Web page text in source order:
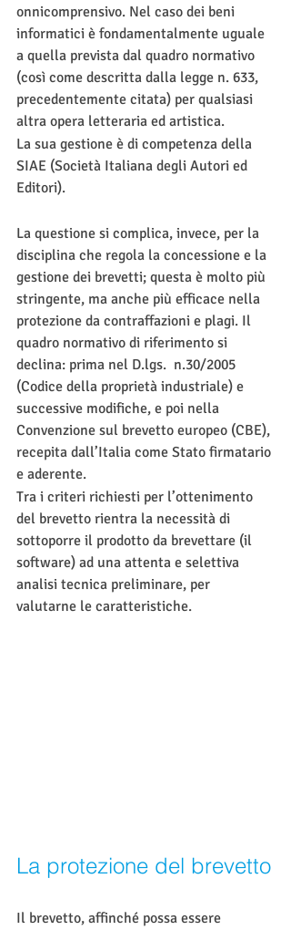
onnicomprensivo. Nel caso dei beni
informatici è fondamentalmente uguale
a quella prevista dal quadro normativo
(così come descritta dalla legge n. 633,
precedentemente citata) per qualsiasi
altra opera letteraria ed artistica.
La sua gestione è di competenza della
SIAE (Società Italiana degli Autori ed
Editori).
La questione si complica, invece, per la
disciplina che regola la concessione e la
gestione dei brevetti; questa è molto più
stringente, ma anche più efficace nella
protezione da contraffazioni e plagi. Il
quadro normativo di riferimento si
declina: prima nel D.lgs.  n.30/2005
(Codice della proprietà industriale) e
successive modifiche, e poi nella
Convenzione sul brevetto europeo (CBE),
recepita dall’Italia come Stato firmatario
e aderente.
Tra i criteri richiesti per l’ottenimento
del brevetto rientra la necessità di
sottoporre il prodotto da brevettare (il
software) ad una attenta e selettiva
analisi tecnica preliminare, per
valutarne le caratteristiche.
La protezione del brevetto
Il brevetto, affinché possa essere